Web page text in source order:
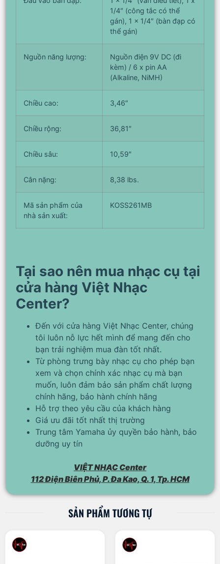
1/4″ (công tắc có thể
gán), 1 x 1/4″ (bàn đạp có
thể gán)
Nguồn năng lượng:
Nguồn điện 9V DC (đi
kèm) / 6 x pin AA
(Alkaline, NiMH)
Chiều cao: 3,46″
Chiều rộng: 36,81″
Chiều sâu: 10,59″
Cân nặng: 8,38 lbs.
Mã sản phẩm của
nhà sản xuất:
KOSS261MB
Tại sao nên mua nhạc cụ tại
cửa hàng Việt Nhạc
Center?
Đến với cửa hàng Việt Nhạc Center, chúng
tôi luôn nỗ lực hết mình để mang đến cho
bạn trải nghiệm mua đàn tốt nhất.
Từ phòng trưng bày nhạc cụ cho phép bạn
xem và chọn chính xác nhạc cụ mà bạn
muốn, luôn đảm bảo sản phẩm chất lượng
chính hãng, bảo hành chính hãng
Hỗ trợ theo yêu cầu của khách hàng
Giá ưu đãi tốt nhất thị trường
Trung tâm Yamaha ủy quyền bảo hành, bảo
dưỡng uy tín
VIỆT NHẠC Center
112 Điện Biên Phủ, P. Đa Kao, Q. 1, Tp. HCM
SẢN PHẨM TƯƠNG TỰ